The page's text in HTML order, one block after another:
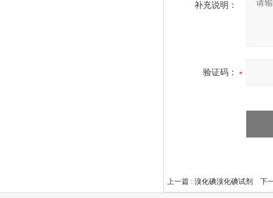
补充说明：
验证码：
上一篇 : 溴化碘溴化碘试剂 下